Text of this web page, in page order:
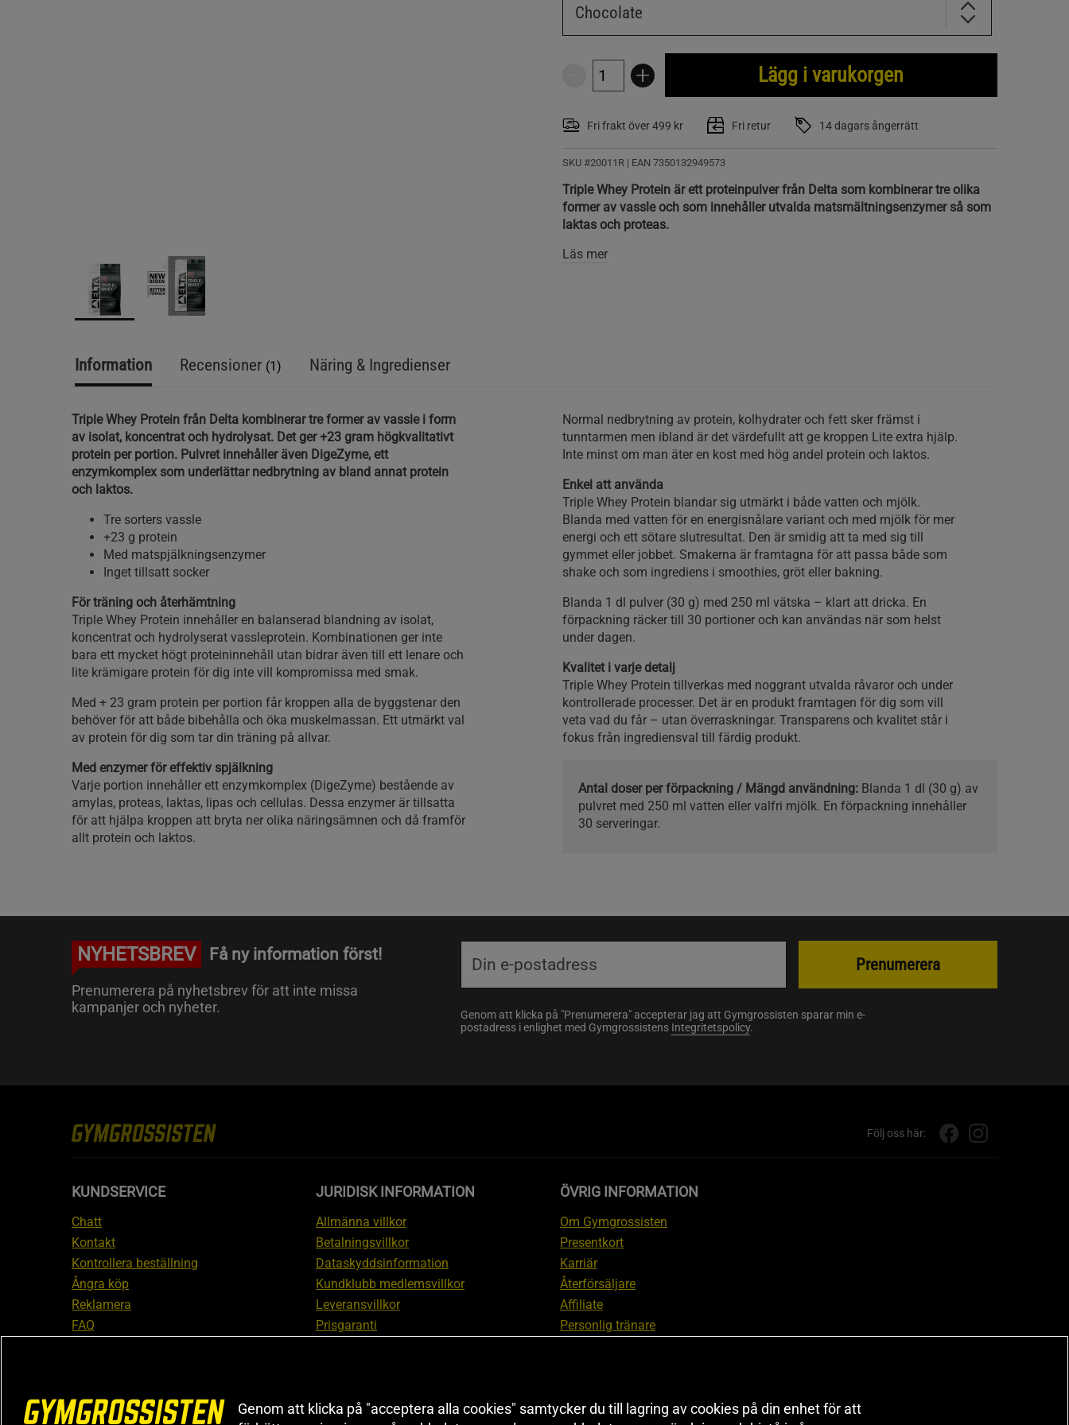
Chocolate
Lägg i varukorgen
Fri frakt över 499 kr Fri retur 14 dagars ångerrätt
SKU #20011R | EAN 7350132949573
Triple Whey Protein är ett proteinpulver från Delta som kombinerar tre olika
former av vassle och som innehåller utvalda matsmältningsenzymer så som
laktas och proteas.
Läs mer
Information Recensioner (1) Näring & Ingredienser
Triple Whey Protein från Delta kombinerar tre former av vassle i form
av isolat, koncentrat och hydrolysat. Det ger +23 gram högkvalitativt
protein per portion. Pulvret innehåller även DigeZyme, ett
enzymkomplex som underlättar nedbrytning av bland annat protein
och laktos.
Tre sorters vassle
+23 g protein
Med matspjälkningsenzymer
Inget tillsatt socker
För träning och återhämtning
Triple Whey Protein innehåller en balanserad blandning av isolat,
koncentrat och hydrolyserat vassleprotein. Kombinationen ger inte
bara ett mycket högt proteininnehåll utan bidrar även till ett lenare och
lite krämigare protein för dig inte vill kompromissa med smak.
Med + 23 gram protein per portion får kroppen alla de byggstenar den
behöver för att både bibehålla och öka muskelmassan. Ett utmärkt val
av protein för dig som tar din träning på allvar.
Med enzymer för effektiv spjälkning
Varje portion innehåller ett enzymkomplex (DigeZyme) bestående av
amylas, proteas, laktas, lipas och cellulas. Dessa enzymer är tillsatta
för att hjälpa kroppen att bryta ner olika näringsämnen och då framför
allt protein och laktos.
Normal nedbrytning av protein, kolhydrater och fett sker främst i
tunntarmen men ibland är det värdefullt att ge kroppen Lite extra hjälp.
Inte minst om man äter en kost med hög andel protein och laktos.
Enkel att använda
Triple Whey Protein blandar sig utmärkt i både vatten och mjölk.
Blanda med vatten för en energisnålare variant och med mjölk för mer
energi och ett sötare slutresultat. Den är smidig att ta med sig till
gymmet eller jobbet. Smakerna är framtagna för att passa både som
shake och som ingrediens i smoothies, gröt eller bakning.
Blanda 1 dl pulver (30 g) med 250 ml vätska – klart att dricka. En
förpackning räcker till 30 portioner och kan användas när som helst
under dagen.
Kvalitet i varje detalj
Triple Whey Protein tillverkas med noggrant utvalda råvaror och under
kontrollerade processer. Det är en produkt framtagen för dig som vill
veta vad du får – utan överraskningar. Transparens och kvalitet står i
fokus från ingrediensval till färdig produkt.
Antal doser per förpackning / Mängd användning:Blanda 1 dl (30 g) av
pulvret med 250 ml vatten eller valfri mjölk. En förpackning innehåller
30 serveringar.
NYHETSBREV Få ny information först!
Prenumerera på nyhetsbrev för att inte missa
kampanjer och nyheter.
Genom att klicka på "Prenumerera" accepterar jag att Gymgrossisten sparar min e-
postadress i enlighet med Gymgrossistens Integritetspolicy.
Prenumerera
Följ oss här:
KUNDSERVICE
Chatt
Kontakt
Kontrollera beställning
Ångra köp
Reklamera
FAQ
JURIDISK INFORMATION
Allmänna villkor
Betalningsvillkor
Dataskyddsinformation
Kundklubb medlemsvillkor
Leveransvillkor
Prisgaranti
ÖVRIG INFORMATION
Om Gymgrossisten
Presentkort
Karriär
Återförsäljare
Affiliate
Personlig tränare
Black Friday
Genom att klicka på "acceptera alla cookies" samtycker du till lagring av cookies på din enhet för att